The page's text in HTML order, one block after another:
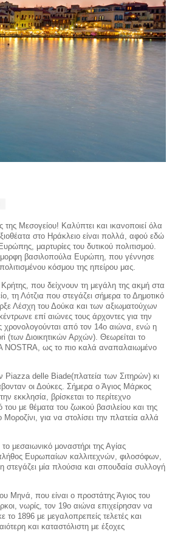
Μεσογείου! Καλύπτει και ικανοποιεί όλα
στο Ηράκλειο είναι πολλά, αφού εδώ
μαρτυρίες του δυτικού πολιτισμού.
βασιλοπούλα Ευρώπη, που γέννησε
κόσμου της ηπείρου μας.
που δείχνουν τη μεγάλη της ακμή στα
τη Λότζια που στεγάζει σήμερα το Δημοτικό
Λέσχη του Δούκα και των αξιωματούχων
επί αιώνες τους άρχοντες για την
χρονολογούνται από τον 14ο αιώνα, ενώ η
(των Διοικητικών Αρχών). Θεωρείται το
NOSTRA, ως το πιο καλά αναπαλαιωμένο
Piazza delle Biade(πλατεία των Σιτηρών) κι
οι Δούκες. Σήμερα ο Άγιος Μάρκος
εκκλησία, βρίσκεται το περίτεχνο
με θέματα του ζωικού βασιλείου και της
για να στολίσει την πλατεία αλλά
μεσαιωνικό μοναστήρι της Αγίας
Ευρωπαίων καλλιτεχνών, φιλοσόφων,
μία πλούσια και σπουδαία συλλογή
Μηνά, που είναι ο προστάτης Άγιος του
νωρίς, τον 19ο αιώνα επιχείρησαν να
το 1896 με μεγαλοπρεπείς τελετές και
και καταστόλιστη με έξοχες